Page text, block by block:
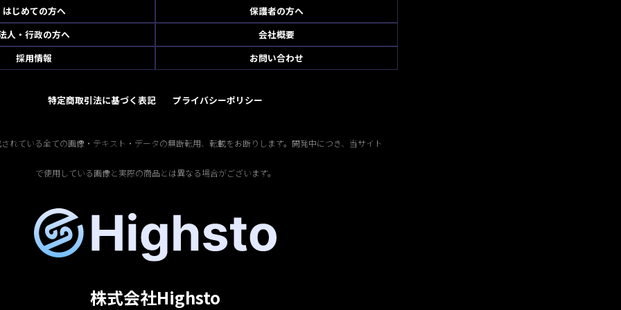
はじめての方へ
保護者の方へ
人・行政の方へ
会社概要
採用情報
お問い合わせ
特定商取引法に基づく表記 プライバシーポリシー
れている全ての画像・テキスト・データの無断転用、転載をお断りします。開発中につき、当サイト
で使用している画像と実際の商品とは異なる場合がございます。
株式会社Highsto